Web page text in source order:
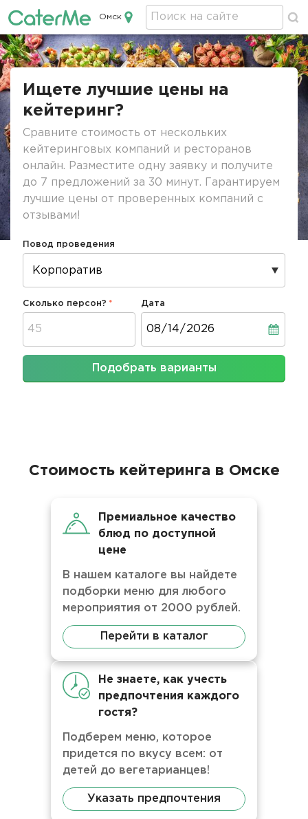
Кейтеринг в Омске
Омск
Строка
Ищете лучшие цены на
кейтеринг?
Сравните стоимость от нескольких
кейтеринговых компаний и ресторанов
онлайн. Разместите одну заявку и получите
до 7 предложений за 30 минут. Гарантируем
лучшие цены от проверенных компаний с
отзывами!
Повод проведения
Сколько персон? Дата
Подобрать варианты
Стоимость кейтеринга в Омске
Премиальное качество
блюд по доступной
цене
В нашем каталоге вы найдете
подборки меню для любого
мероприятия от 2000 рублей.
Перейти в каталог
Не знаете, как учесть
предпочтения каждого
гостя?
Подберем меню, которое
придется по вкусу всем: от
детей до вегетарианцев!
Указать предпочтения